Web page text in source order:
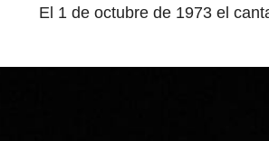
El 1 de octubre de 1973 el